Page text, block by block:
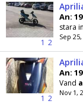
1 2
An:
Sep
1 2
An:
Vand
Nov 1,